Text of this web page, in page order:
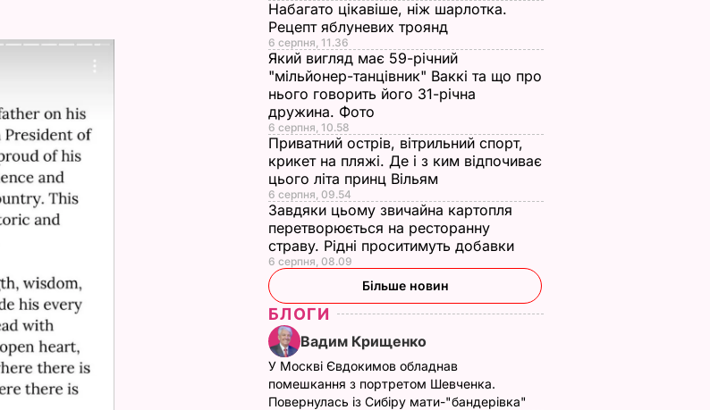
Набагато цікавіше, ніж шарлотка.
Рецепт яблуневих троянд
6 серпня, 11.36
Який вигляд має 59-річний
"мільйонер-танцівник" Ваккі та що про
нього говорить його 31-річна
дружина. Фото
6 серпня, 10.58
Приватний острів, вітрильний спорт,
крикет на пляжі. Де і з ким відпочиває
цього літа принц Вільям
6 серпня, 09.54
Завдяки цьому звичайна картопля
перетворюється на ресторанну
страву. Рідні проситимуть добавки
6 серпня, 08.09
Більше новин
БЛОГИ
Вадим Крищенко
У Москві Євдокимов обладнав
помешкання з портретом Шевченка.
Повернулась із Сибіру мати-"бандерівка"